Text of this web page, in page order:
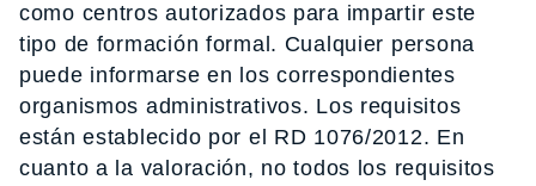
como centros autorizados para impartir este
tipo de formación formal. Cualquier persona
puede informarse en los correspondientes
organismos administrativos. Los requisitos
están establecido por el RD 1076/2012. En
cuanto a la valoración, no todos los requisitos